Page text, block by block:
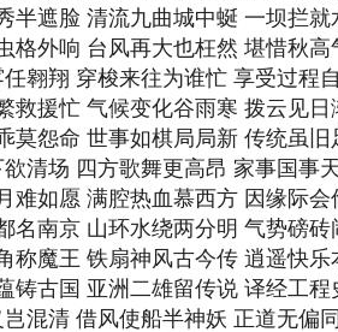
半遮脸 清流九曲城中蜒 一坝拦就
格外响 台风再大也枉然 堪惜秋
翱翔 穿梭来往为谁忙 享受过程
救援忙 气候变化谷雨寒 拨云见
莫怨命 世事如棋局局新 传统虽
清场 四方歌舞更高昂 家事国事
难如愿 满腔热血慕西方 因缘际
名南京 山环水绕两分明 气势磅
称魔王 铁扇神风古今传 逍遥快
铸古国 亚洲二雄留传说 译经工
混清 借风使船半神妖 正道无偏